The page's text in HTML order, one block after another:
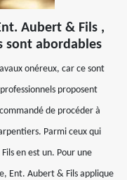
Aubert & Fils ,
sont abordables
onéreux, car ce sont
proposent
de procéder à
Parmi ceux qui
en est un. Pour une
Ent. Aubert & Fils applique